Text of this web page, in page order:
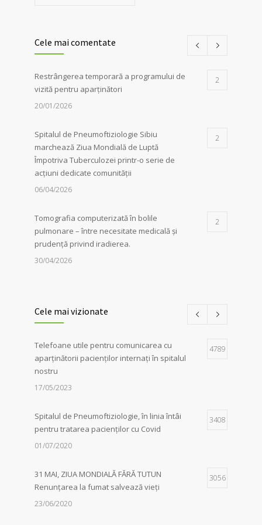
Cele mai comentate
Restrângerea temporară a programului de
vizită pentru aparținători
2
20/01/2026
Spitalul de Pneumoftiziologie Sibiu
marchează Ziua Mondială de Luptă
Împotriva Tuberculozei printr-o serie de
acțiuni dedicate comunității
2
06/04/2026
Tomografia computerizată în bolile
pulmonare – între necesitate medicală și
prudență privind iradierea.
2
30/04/2026
Pneumoftiziologie Sibiu
Campania Antifumat:Conferința „Foamea
de sens. Fără dependențe !”, susținută de
părintele Constantin Necula și medicul
18/06/2024
Cele mai vizionate
Telefoane utile pentru comunicarea cu
aparținătorii pacienților internați în spitalul
nostru
4789
17/05/2023
Spitalul de Pneumoftiziologie, în linia întâi
pentru tratarea pacienților cu Covid
3408
01/07/2020
31 MAI, ZIUA MONDIALĂ FĂRĂ TUTUN
Renunțarea la fumat salvează vieți
3056
23/06/2020